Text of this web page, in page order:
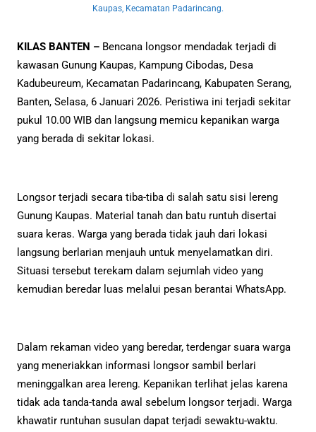
Kaupas, Kecamatan Padarincang.
KILAS BANTEN – Bencana longsor mendadak terjadi di
kawasan Gunung Kaupas, Kampung Cibodas, Desa
Kadubeureum, Kecamatan Padarincang, Kabupaten Serang,
Banten, Selasa, 6 Januari 2026. Peristiwa ini terjadi sekitar
pukul 10.00 WIB dan langsung memicu kepanikan warga
yang berada di sekitar lokasi.
Longsor terjadi secara tiba-tiba di salah satu sisi lereng
Gunung Kaupas. Material tanah dan batu runtuh disertai
suara keras. Warga yang berada tidak jauh dari lokasi
langsung berlarian menjauh untuk menyelamatkan diri.
Situasi tersebut terekam dalam sejumlah video yang
kemudian beredar luas melalui pesan berantai WhatsApp.
Dalam rekaman video yang beredar, terdengar suara warga
yang meneriakkan informasi longsor sambil berlari
meninggalkan area lereng. Kepanikan terlihat jelas karena
tidak ada tanda-tanda awal sebelum longsor terjadi. Warga
khawatir runtuhan susulan dapat terjadi sewaktu-waktu.